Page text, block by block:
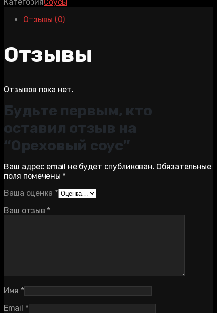
КатегорияСоусы
Отзывы (0)
Отзывы
Отзывов пока нет.
Будьте первым, кто
оставил отзыв на
“Ореховый соус”
Ваш адрес email не будет опубликован. Обязательные
поля помечены *
Ваша оценка *
Ваш отзыв *
Имя *
Email *